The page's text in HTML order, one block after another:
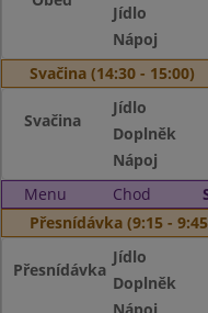
Jídlo
Nápoj
Svačina (14:30 - 15:00)
Svačina
Jídlo
Doplněk
Nápoj
Menu
Chod
Přesnídávka (9:15 -
Přesnídávka
Jídlo
Doplněk